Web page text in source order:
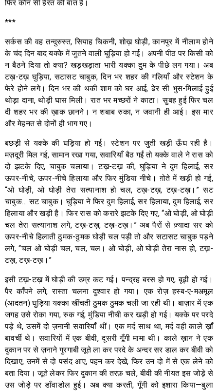
फिर कौन सी हैरत की बात है।
***
सर्कस की वह तन्दुरुस्त, सियाह चिकनी, शोख़ घोड़ी, कानपुर में नीलाम होने
के चंद दिन बाद यक्के में जुतने वाली घुड़िया हो गई। अपनी पीठ पर किसी को
न बैठने दिया तो क्या? खड़खड़ाता भारी यक्का दुम के पीछे लग गया। अब
टख़-टख़ घुड़िया, सटासट चाबुक, दिन भर शहर की गलियाँ और स्टेशन के
फेरे होने लगे। दिन भर की थकी शाम को घर आई, ढेर सी भुस-मिलाई हुई
थोड़ा दाना, थोड़ी घास मिली। रात भर मच्छरों ने काटा। सुबह हुई फिर चल
दी शहर भर की ख़ाक छानने। न शबाब रुका, न जवानी ही आई। इस मार
और मेहनत से दोनों ही भाग गए।
बछड़ी से यक्के की घड़िया हो गई। स्टेशन पर जुती खड़ी ऊँघ रही है।
मज़दूरी मिल गई, सामान रखा गया, सवारियाँ बैठ गईं तो यक्के वाले ने रास को
दो झटके दिए, चाबुक चलाया। टख़-टख़ की, घुड़िया ने दुम हिलाई, सर
ऊपर-नीचे, ऊपर-नीचे हिलाया और फिर मुंडिया नीचे। ग़ोते में खड़ी हो गई,
“ओ घोड़ी, ओ घोड़ी तेरा सत्यानाश हो चल, टख़-टख़, टख़-टख़।” सट
चाबुक… सट चाबुक। घुड़िया ने फिर दुम हिलाई, सर हिलाया, दुम हिलाई, सर
हिलाया और खड़ी है। फिर रास को करारे झटके दिए गए, “ओ घोड़ी, ओ घोड़ी
चल तेरा सत्यानाश लगे, टख़-टख़, टख़-टख़।” अब पैरों से ज़्यादा सर को
ऊपर-नीचे हिलाती ठुमक-ठुमक घोड़ी चल पड़ी तो और सटासट चाबुक पड़ने
लगे, “चल ओ घोड़ी चल, चल, चल। ओ घोड़ी, ओ घोड़ी तेरा नास हो, टख़-
टख़, टख़-टख़।”
इसी टख़-टख़ में घोड़ी की उम्र कट गई। पन्द्रह बरस हो गए, बूढ़ी हो गई।
पैर काँपने लगे, रास्ता चलना दुश्वार हो गया। एक रोज़ हस्ब-ए-मअमूल
(आदतन) घुड़िया यक्का खींचती ठुमक ठुमक चली जा रही थी। बाज़ार में एक
जगह उसे रोका गया, रुक गई, मुंडिया नीची कर खड़ी हो गई। यक्के पर परदे
पड़े थे, उसमें दो ज़नानी सवारियाँ थीं। एक मर्द साथ था, मर्द वही काले ख़ाँ
बावर्ची थे। सवारियों में एक बीवी, दूसरी गूँगी मामा थी। काले ख़ान ने एक
दुकान पर से ज़नाने गुरगाबी जूते ला कर परदे के अन्दर सर डाल कर बीवी को
दिखाए, उनमें से दो पसंद आए, पहन कर देखे, फिर उन दो में से एक लेने को
बता दिया। जूते लेकर फिर दुकान की तरफ़ चले, बीवी की नीयत इस जोड़े से
उस जोड़े पर डाँवाडोल हुई। अब क्या करती, गूँगी को इशारा किया—बुला